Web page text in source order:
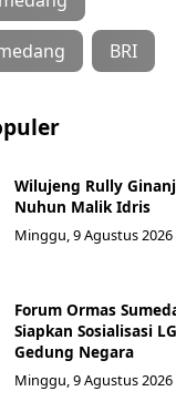
BRI
Wilujeng Rully
Nuhun Malik Idris
Minggu, 9 Agustus 2026
Forum Ormas
Siapkan Sosialisasi
Gedung Negara
Minggu, 9 Agustus 2026